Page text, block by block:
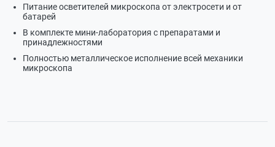
Питание осветителей микроскопа от электросети и от
батарей
В комплекте мини-лаборатория с препаратами и
принадлежностями
Полностью металлическое исполнение всей механики
микроскопа